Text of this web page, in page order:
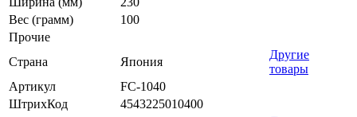
Вес (грамм)
100
Прочие
Страна
Япония
Другие
товары
Артикул
FC-1040
ШтрихКод
4543225010400